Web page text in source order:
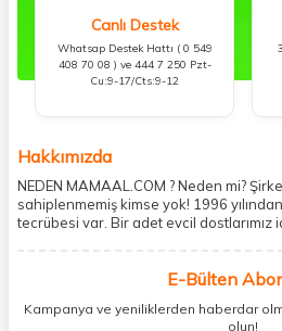
Canlı Destek
Whatsap Destek Hattı ( 0 549
408 70 08 ) ve 444 7 250 Pzt-
Cu:9-17/Cts:9-12
Hakkımızda
NEDEN MAMAAL.COM ? Neden mi?
sahiplenmemiş kimse yok! 1996
tecrübesi var. Bir adet evcil
mobil şubesi ile tüketicilerine en hızlı ve
etmektedir. Havale-EFT ve kredi kartı
müşterilerini ödeme hususunda imkan
E-Bülten
Kampanya ve yeniliklerden haberdar
olun!